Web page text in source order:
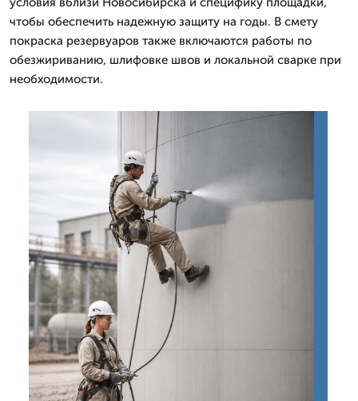
чтобы обеспечить надежную защиту на годы. В смету
покраска резервуаров также включаются работы по
обезжириванию, шлифовке швов и локальной сварке при
необходимости.